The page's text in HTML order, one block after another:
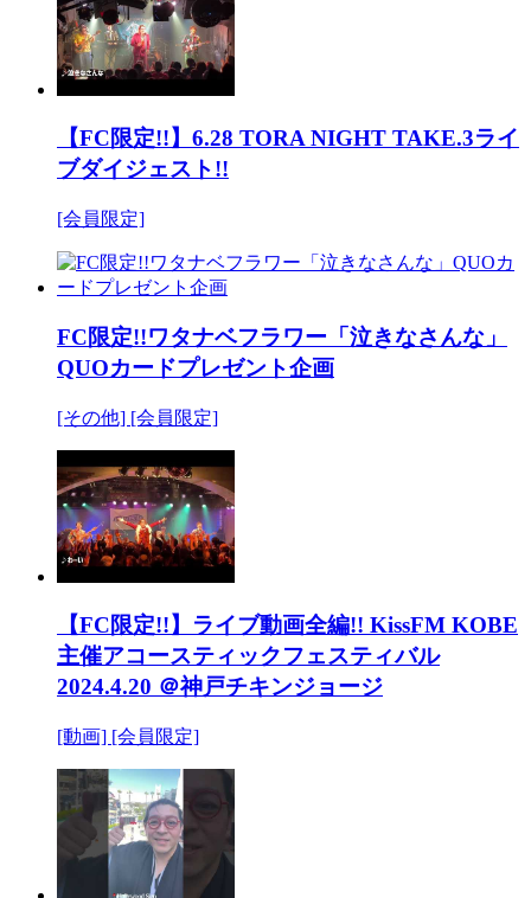
【FC限定!!】6.28 TORA NIGHT TAKE.3ライ
ブダイジェスト!!
[会員限定]
FC限定!!ワタナベフラワー「泣きなさんな」
QUOカードプレゼント企画
[その他] [会員限定]
【FC限定!!】ライブ動画全編!! KissFM KOBE
主催アコースティックフェスティバル
2024.4.20 ＠神戸チキンジョージ
[動画] [会員限定]